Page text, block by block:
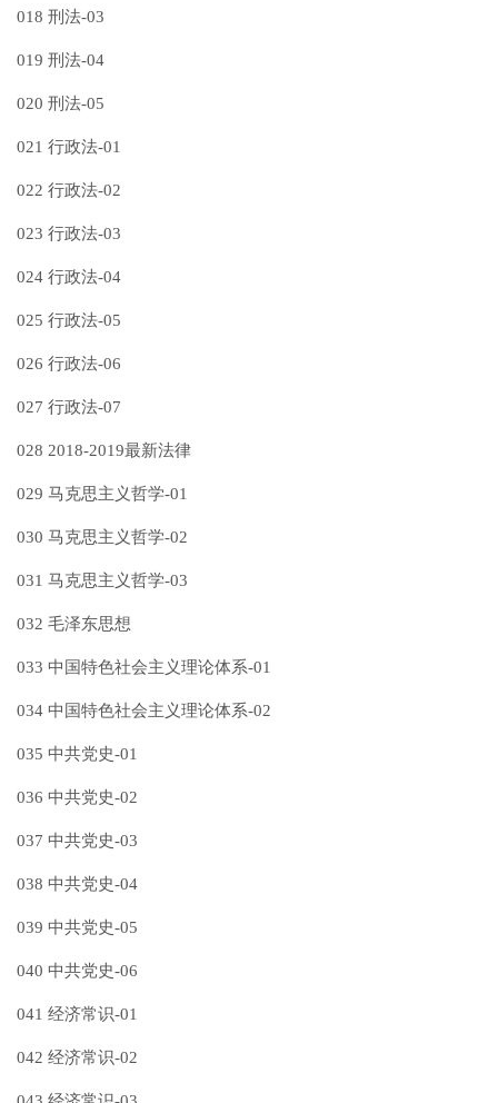
018 刑法-03
019 刑法-04
020 刑法-05
021 行政法-01
022 行政法-02
023 行政法-03
024 行政法-04
025 行政法-05
026 行政法-06
027 行政法-07
028 2018-2019最新法律
029 马克思主义哲学-01
030 马克思主义哲学-02
031 马克思主义哲学-03
032 毛泽东思想
033 中国特色社会主义理论体系-01
034 中国特色社会主义理论体系-02
035 中共党史-01
036 中共党史-02
037 中共党史-03
038 中共党史-04
039 中共党史-05
040 中共党史-06
041 经济常识-01
042 经济常识-02